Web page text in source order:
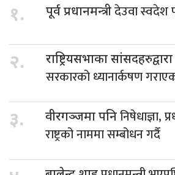
१. पूर्व प्रधानमन्त्रीदेउवा स्वदेश
२. राष्ट्रियसभाका सांसदहरुद्वारा
सरकारको ध्यानार्कषण
३. वीरगञ्जमा पनिनिषेधाज्ञा,
राष्ट्रको नाममा सम्बोधन गर्दै